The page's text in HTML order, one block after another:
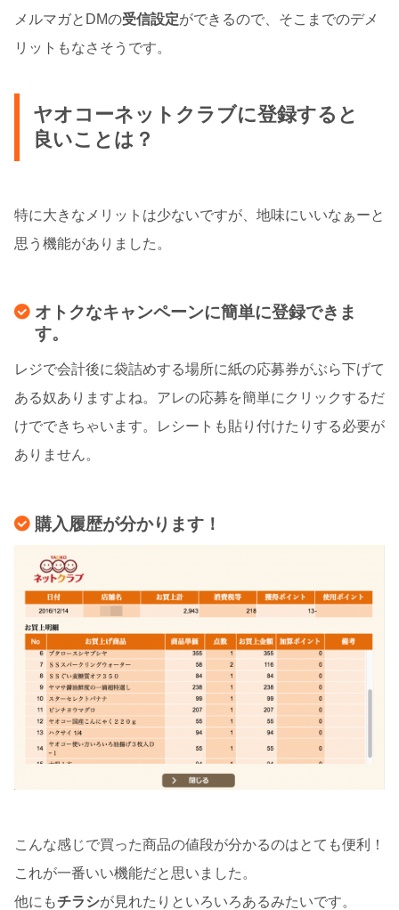
メルマガとDMの受信設定ができるので、そこまでのデメ
リットもなさそうです。
ヤオコーネットクラブに登録すると
良いことは？
特に大きなメリットは少ないですが、地味にいいなぁーと
思う機能がありました。
オトクなキャンペーンに簡単に登録できま
す。
レジで会計後に袋詰めする場所に紙の応募券がぶら下げて
ある奴ありますよね。アレの応募を簡単にクリックするだ
けでできちゃいます。レシートも貼り付けたりする必要が
ありません。
購入履歴が分かります！
こんな感じで買った商品の値段が分かるのはとても便利！
これが一番いい機能だと思いました。
他にもチラシが見れたりといろいろあるみたいです。